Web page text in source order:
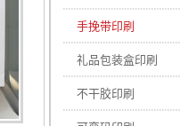
手挽带印刷
礼品包装盒印刷
不干胶印刷